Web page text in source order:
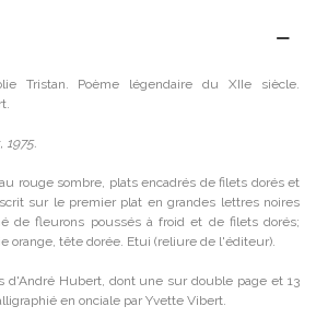
Tristan. Poème légendaire du XIIe siècle.
1975.
rouge sombre, plats encadrés de filets dorés et
sur le premier plat en grandes lettres noires
de fleurons poussés à froid et de filets dorés;
orange, tête dorée. Etui (reliure de l'éditeur).
d'André Hubert, dont une sur double page et 13
en onciale par Yvette Vibert.